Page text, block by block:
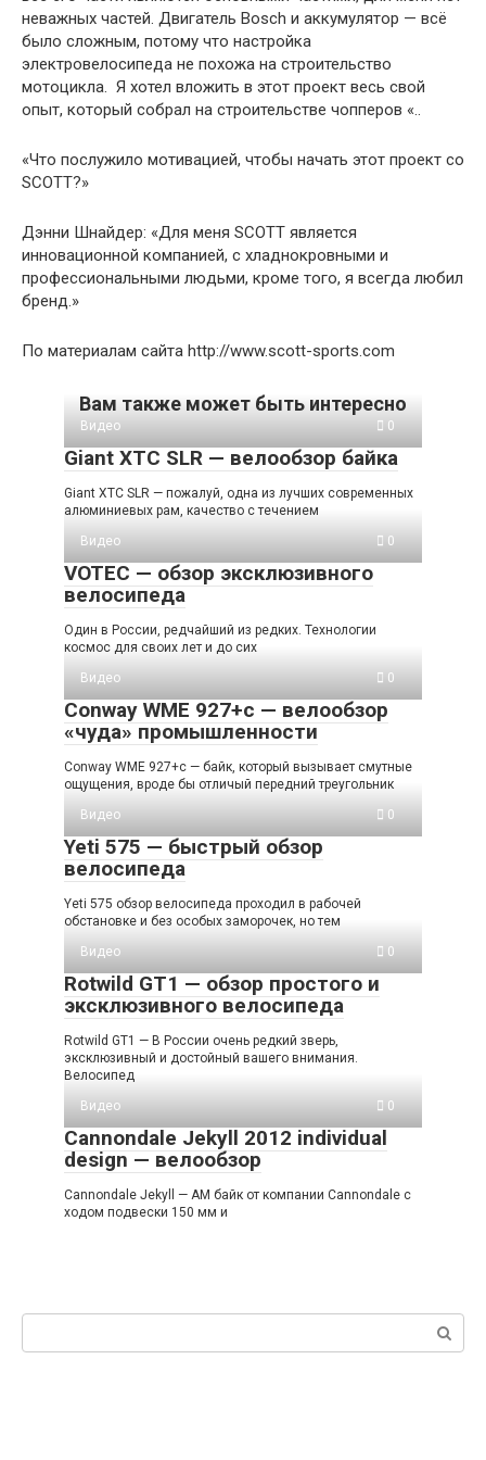
неважных частей. Двигатель Bosch и аккумулятор — всё
было сложным, потому что настройка
электровелосипеда не похожа на строительство
мотоцикла. Я хотел вложить в этот проект весь свой
опыт, который собрал на строительстве чопперов «..
«Что послужило мотивацией, чтобы начать этот проект со
SCOTT?»
Дэнни Шнайдер: «Для меня SCOTT является
инновационной компанией, с хладнокровными и
профессиональными людьми, кроме того, я всегда любил
бренд.»
По материалам сайта http://www.scott-sports.com
Вам также может быть интересно
Видео 0
Giant XTC SLR — велообзор байка
Giant XTC SLR — пожалуй, одна из лучших современных
алюминиевых рам, качество с течением
Видео
0
VOTEC — обзор эксклюзивного
велосипеда
Один в России, редчайший из редких. Технологии
космос для своих лет и до сих
Видео
0
Conway WME 927+c — велообзор
«чуда» промышленности
Conway WME 927+c — байк, который вызывает смутные
ощущения, вроде бы отличый передний треугольник
Видео
0
Yeti 575 — быстрый обзор
велосипеда
Yeti 575 обзор велосипеда проходил в рабочей
обстановке и без особых заморочек, но тем
Видео
0
Rotwild GT1 — обзор простого и
эксклюзивного велосипеда
Rotwild GT1 — В России очень редкий зверь,
эксклюзивный и достойный вашего внимания.
Велосипед
Видео
0
Cannondale Jekyll 2012 individual
design — велообзор
Cannondale Jekyll — АМ байк от компании Cannondale с
ходом подвески 150 мм и